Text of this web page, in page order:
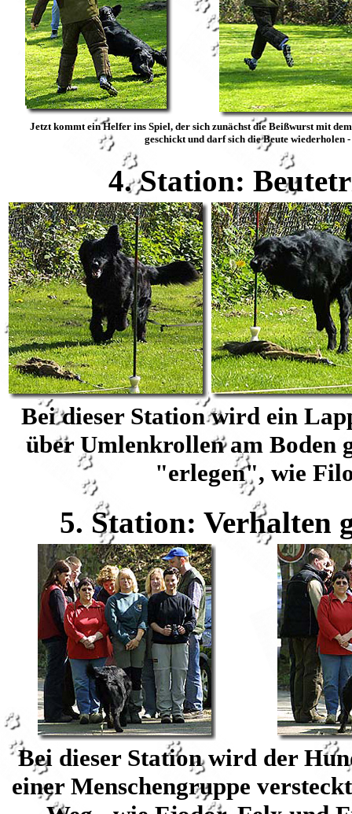
Jetzt kommt ein Helfer ins Spiel, der sich zunächst die Beißwurst mit
geschickt und darf sich die Beute
4. Station:
Bei dieser Station wird ein
über Umlenkrollen am Boden
"erlegen", wie
5. Station: Verhalten
Bei dieser Station wird der
einer Menschengruppe